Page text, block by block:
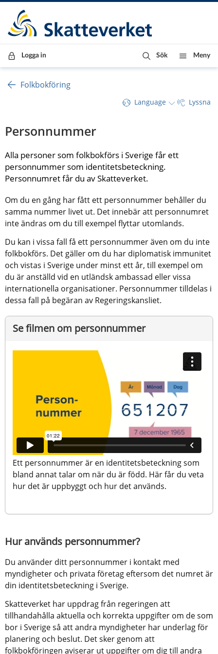
Till innehåll
Till navigationen
Till chattrobot
Logga in Sök Meny
Folkbokföring
Language Lyssna
Personnummer
Alla personer som folkbokförs i Sverige får ett
personnummer som identitetsbeteckning.
Personnumret får du av Skatteverket.
Om du en gång har fått ett personnummer behåller du
samma nummer livet ut. Det innebär att personnumret
inte ändras om du till exempel flyttar utomlands.
Du kan i vissa fall få ett personnummer även om du inte
folkbokförs. Det gäller om du har diplomatisk immunitet
och vistas i Sverige under minst ett år, till exempel om
du är anställd vid en utländsk ambassad eller vissa
internationella organisationer. Personnummer tilldelas i
dessa fall på begäran av Regeringskansliet.
Se filmen om personnummer
Ett personnummer är en identitetsbeteckning som
bland annat talar om när du är född. Här får du veta
hur det är uppbyggt och hur det används.
Hur används personnummer?
Du använder ditt personnummer i kontakt med
myndigheter och privata företag eftersom det numret är
din identitetsbeteckning i Sverige.
Skatteverket har uppdrag från regeringen att
tillhandahålla aktuella och korrekta uppgifter om de som
bor i Sverige så att andra myndigheter har underlag för
planering och beslut. Det sker genom att
folkbokföringen aviserar ut uppgifter om dig till andra